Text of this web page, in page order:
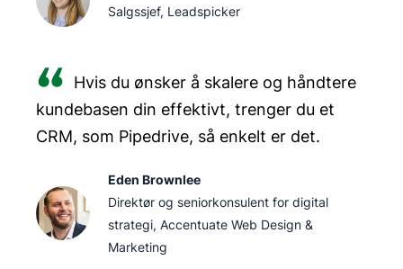
Salgssjef, Leadspicker
Hvis du ønsker å skalere og håndtere
kundebasen din effektivt, trenger du et
CRM, som Pipedrive, så enkelt er det.
Eden Brownlee
Direktør og seniorkonsulent for digital
strategi, Accentuate Web Design &
Marketing